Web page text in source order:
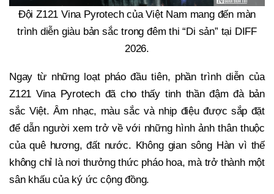
Đội Z121 Vina Pyrotech của Việt Nam mang đến màn
trình diễn giàu bản sắc trong đêm thi “Di sản” tại DIFF
2026.
Ngay từ những loạt pháo đầu tiên, phần trình diễn của
Z121 Vina Pyrotech đã cho thấy tinh thần đậm đà bản
sắc Việt. Âm nhạc, màu sắc và nhịp điệu được sắp đặt
để dẫn người xem trở về với những hình ảnh thân thuộc
của quê hương, đất nước. Không gian sông Hàn vì thế
không chỉ là nơi thưởng thức pháo hoa, mà trở thành một
sân khấu của ký ức cộng đồng.